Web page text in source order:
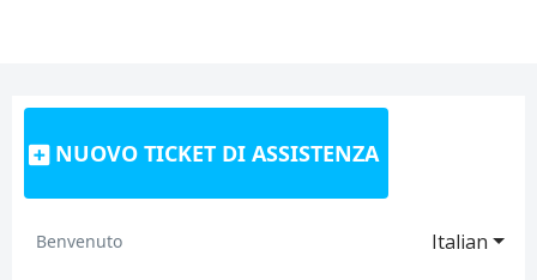
NUOVO TICKET DI ASSISTENZA
Italian
Benvenuto